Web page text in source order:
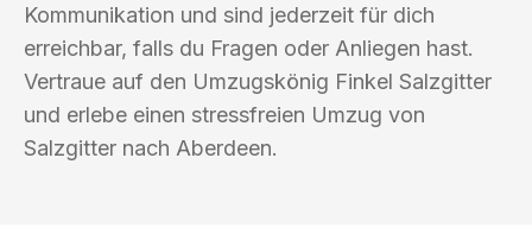
Kommunikation und sind jederzeit für dich
erreichbar, falls du Fragen oder Anliegen hast.
Vertraue auf den Umzugskönig Finkel Salzgitter
und erlebe einen stressfreien Umzug von
Salzgitter nach Aberdeen.